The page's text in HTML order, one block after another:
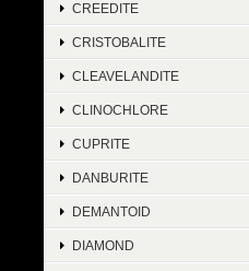
CREEDITE
CRISTOBALITE
CLEAVELANDITE
CLINOCHLORE
CUPRITE
DANBURITE
DEMANTOID
DIAMOND